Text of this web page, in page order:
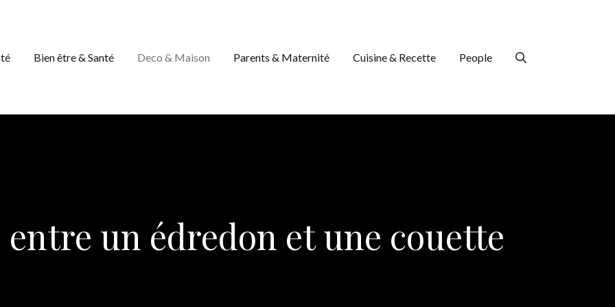
Bien être & Santé Deco & Maison Parents & Maternité Cuisine & Recette People
un édredon et une couette